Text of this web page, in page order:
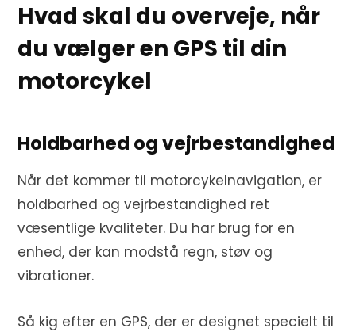
Hvad skal du overveje, når
du vælger en GPS til din
motorcykel
Holdbarhed og vejrbestandighed
Når det kommer til motorcykelnavigation, er
holdbarhed og vejrbestandighed ret
væsentlige kvaliteter. Du har brug for en
enhed, der kan modstå regn, støv og
vibrationer.
Så kig efter en GPS, der er designet specielt til